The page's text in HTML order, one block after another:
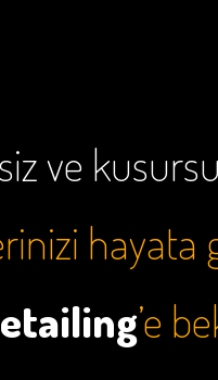
ve
’e